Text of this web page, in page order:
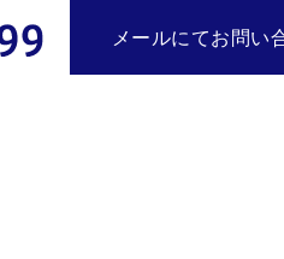
メールにてお問い